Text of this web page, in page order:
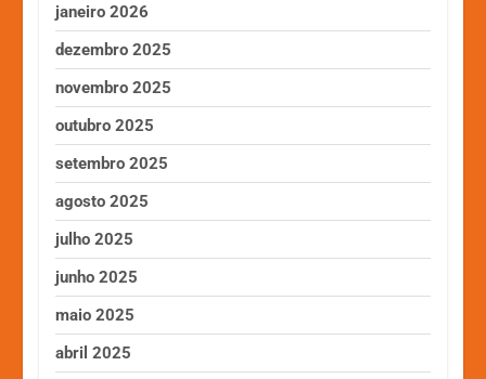
janeiro 2026
dezembro 2025
novembro 2025
outubro 2025
setembro 2025
agosto 2025
julho 2025
junho 2025
maio 2025
abril 2025